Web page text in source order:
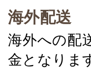
海外配送
海外への配
金となりま